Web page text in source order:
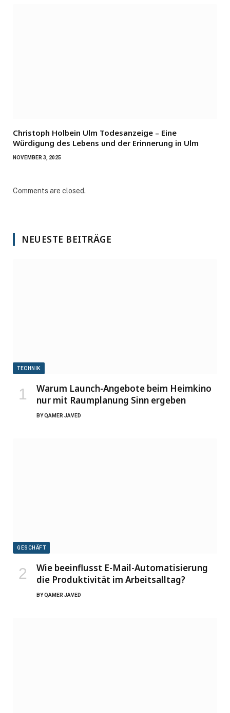
Christoph Holbein Ulm Todesanzeige – Eine
Würdigung des Lebens und der Erinnerung in Ulm
NOVEMBER 3, 2025
Comments are closed.
NEUESTE BEITRÄGE
TECHNIK
Warum Launch-Angebote beim Heimkino
nur mit Raumplanung Sinn ergeben
BYQAMER JAVED
GESCHÄFT
Wie beeinflusst E-Mail-Automatisierung
die Produktivität im Arbeitsalltag?
BYQAMER JAVED